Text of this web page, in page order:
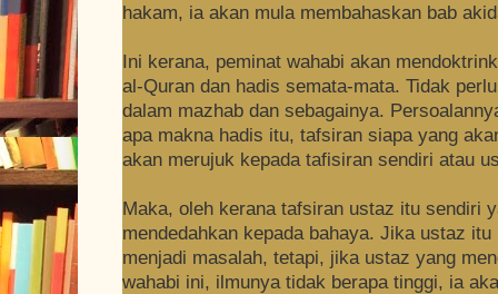
hakam, ia akan mula membahaskan bab
Ini kerana, peminat wahabi akan
al-Quran dan hadis semata-mata. Tidak
dalam mazhab dan sebagainya.
apa makna hadis itu, tafsiran siapa yang
akan merujuk kepada tafisiran sendiri atau
Maka, oleh kerana tafsiran ustaz itu sendiri
mendedahkan kepada bahaya. Jika ustaz
menjadi masalah, tetapi, jika ustaz yang
wahabi ini, ilmunya tidak berapa tinggi, ia